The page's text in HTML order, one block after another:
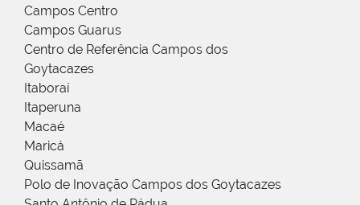
Campos Centro
Campos Guarus
Centro de Referência Campos dos
Goytacazes
Itaboraí
Itaperuna
Macaé
Maricá
Quissamã
Polo de Inovação Campos dos Goytacazes